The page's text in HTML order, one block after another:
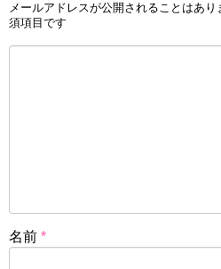
メールアドレスが公開されることはあり
須項目です
名前 *